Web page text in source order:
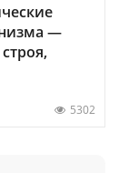
—
5302